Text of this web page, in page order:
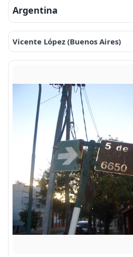
Argentina
Vicente López (Buenos Aires)